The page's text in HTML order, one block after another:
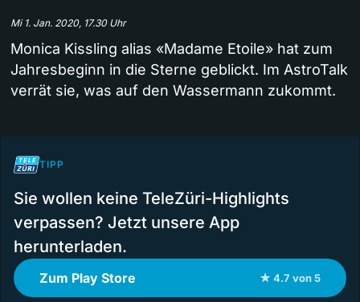
Mi 1. Jan. 2020, 17.30 Uhr
Monica Kissling alias «Madame Etoile» hat zum
Jahresbeginn in die Sterne geblickt. Im AstroTalk
verrät sie, was auf den Wassermann zukommt.
TIPP
Sie wollen keine TeleZüri-Highlights
verpassen? Jetzt unsere App
herunterladen.
Zum Play Store ★ 4.7 von 5